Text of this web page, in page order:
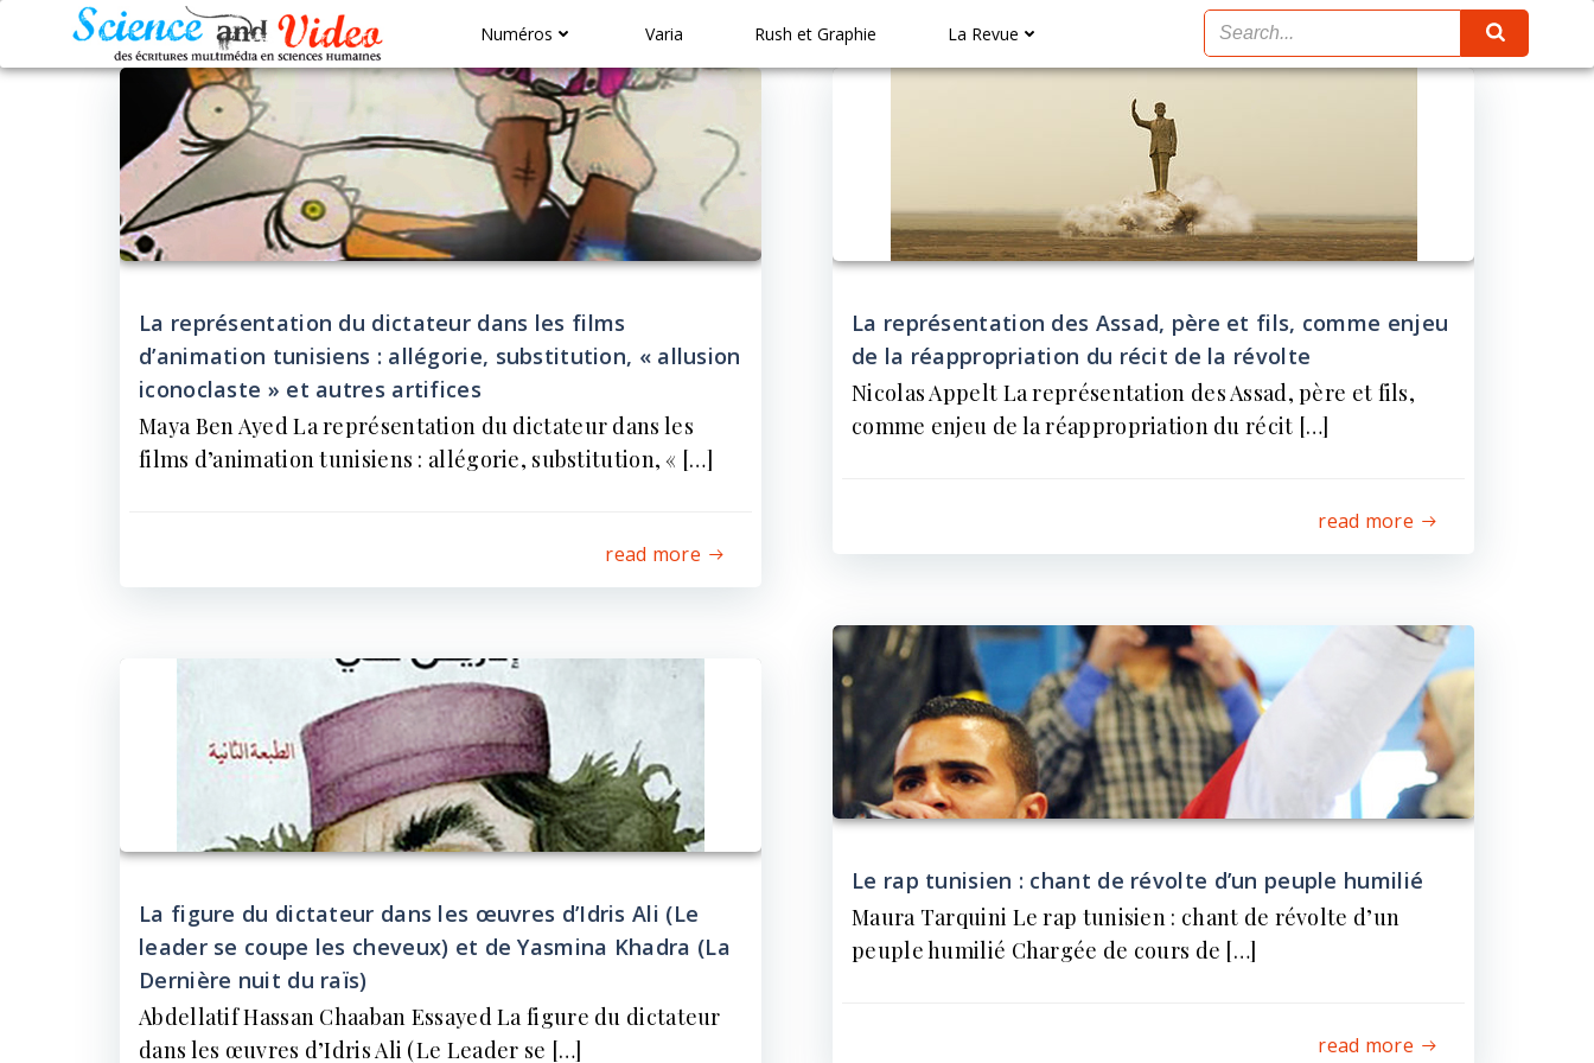
contenu
Numéros Varia Rush et Graphie La Revue
La représentation du dictateur dans les films
d’animation tunisiens : allégorie, substitution, « allusion
iconoclaste » et autres artifices
Maya Ben Ayed La représentation du dictateur dans les
films d’animation tunisiens : allégorie, substitution, « […]
read more
La représentation des Assad, père et fils, comme enjeu
de la réappropriation du récit de la révolte
Nicolas Appelt La représentation des Assad, père et fils,
comme enjeu de la réappropriation du récit […]
read more
Le rap tunisien : chant de révolte d’un peuple humilié
Maura Tarquini Le rap tunisien : chant de révolte d’un
peuple humilié Chargée de cours de […]
read more
La figure du dictateur dans les œuvres d’Idris Ali (Le
leader se coupe les cheveux) et de Yasmina Khadra (La
Dernière nuit du raïs)
Abdellatif Hassan Chaaban Essayed La figure du dictateur
dans les œuvres d’Idris Ali (Le Leader se […]